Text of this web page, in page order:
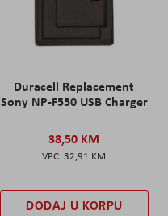
Duracell Replacement
Sony NP-F550 USB Charger
38,50 KM
32,91 KM
DODAJ U KORPU